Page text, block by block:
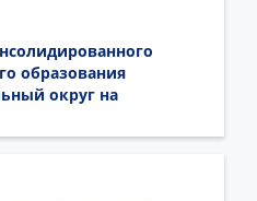
образования
округ на